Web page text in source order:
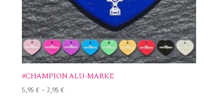
#CHAMPION ALU-MARKE
5,95€ – 7,95€